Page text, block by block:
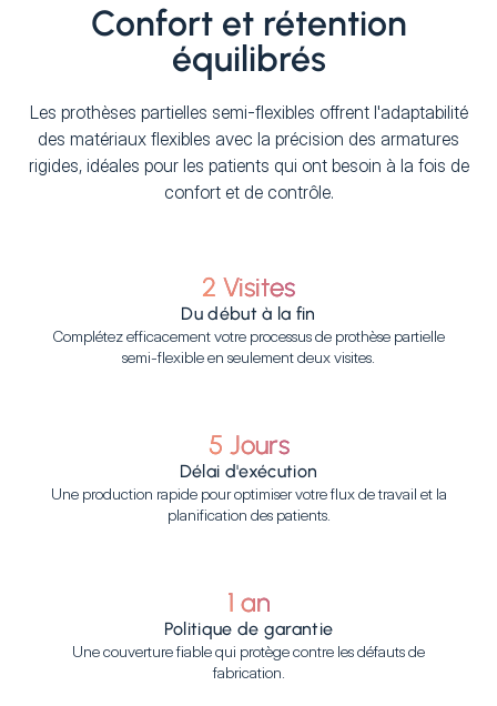
Confort et rétention
équilibrés
Les prothèses partielles semi-flexibles offrent l'adaptabilité
des matériaux flexibles avec la précision des armatures
rigides, idéales pour les patients qui ont besoin à la fois de
confort et de contrôle.
2 Visites
Du début à la fin
Complétez efficacement votre processus de prothèse partielle
semi-flexible en seulement deux visites.
5 Jours
Délai d'exécution
Une production rapide pour optimiser votre flux de travail et la
planification des patients.
1 an
Politique de garantie
Une couverture fiable qui protège contre les défauts de
fabrication.